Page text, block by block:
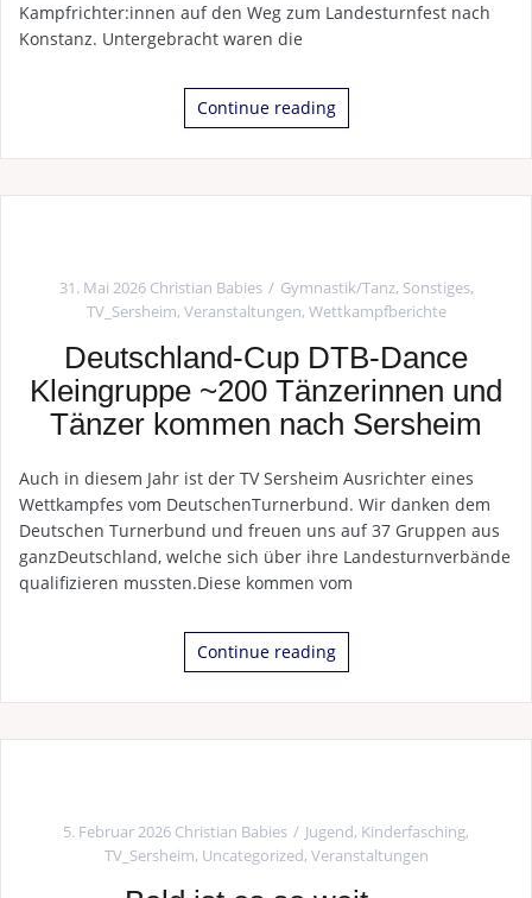
Kampfrichter:innen auf den Weg zum Landesturnfest nach
Konstanz. Untergebracht waren die
Continue reading
31. Mai 2026 Christian Babies Gymnastik/Tanz, Sonstiges,
TV_Sersheim, Veranstaltungen, Wettkampfberichte
Deutschland-Cup DTB-Dance
Kleingruppe ~200 Tänzerinnen und
Tänzer kommen nach Sersheim
Auch in diesem Jahr ist der TV Sersheim Ausrichter eines
Wettkampfes vom DeutschenTurnerbund. Wir danken dem
Deutschen Turnerbund und freuen uns auf 37 Gruppen aus
ganzDeutschland, welche sich über ihre Landesturnverbände
qualifizieren mussten.Diese kommen vom
Continue reading
5. Februar 2026 Christian Babies Jugend, Kinderfasching,
TV_Sersheim, Uncategorized, Veranstaltungen